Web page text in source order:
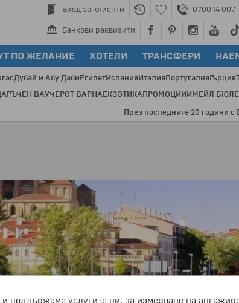
Вход за клиенти 0700 14 007
Банкови реквизити
ПО ЖЕЛАНИЕ ХОТЕЛИ ТРАНСФЕРИ
Дубай и Абу ДабиЕгипетИспанияИталияПортугалияГърция
ВАУЧЕРОТ ВАРНАЕКЗОТИКАПРОМОЦИИИМЕЙЛ
През последните 20 години с
и поддържаме услугите ни, за измерване на